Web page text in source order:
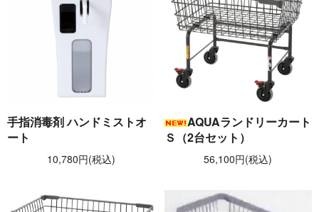
手指消毒剤 ハンドミストオ
ート
10,780円(税込)
AQUAランドリーカート
Ｓ（2台セット）
56,100円(税込)